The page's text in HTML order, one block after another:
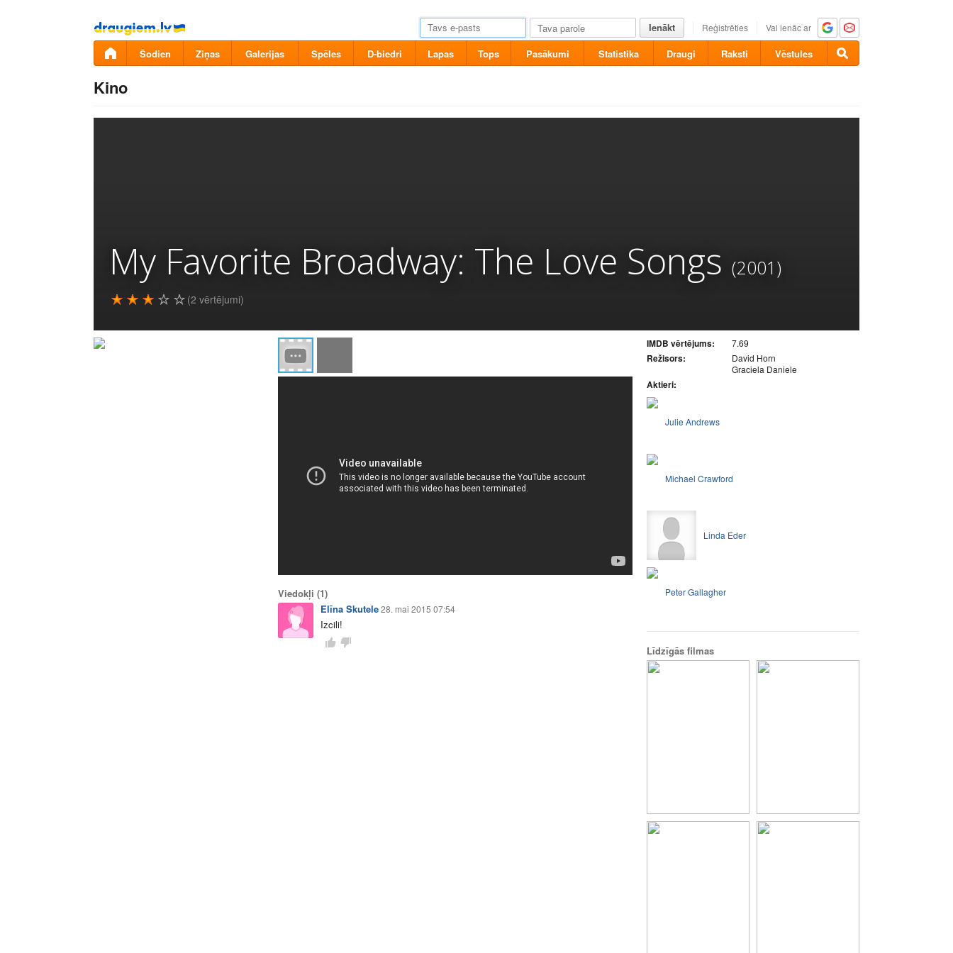
Pāriet
uz
saturu
Ienākt Reģistrēties Vai ienāc ar
Šodien Ziņas Galerijas Spēles D-biedri Lapas Tops Pasākumi Statistika Draugi Raksti Vēstules
Kino
My Favorite Broadway: The Love Songs (2001)
(2 vērtējumi)
Viedokļi (1)
Elīna Skutele28. mai 2015 07:54
Izcili!
IMDB vērtējums: 7.69
Režisors:
David Horn
Graciela Daniele
Aktieri:
Julie Andrews
Michael Crawford
Linda Eder
Peter Gallagher
Līdzīgās filmas